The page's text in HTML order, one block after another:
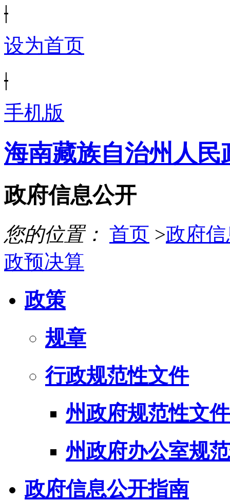
|
设为首页
|
手机版
海南藏族自治州人民
政府信息公开
您的位置： 首页 >政府
政预决算
政策
规章
行政规范性文件
州政府规范性文件
州政府办公室规
政府信息公开指南